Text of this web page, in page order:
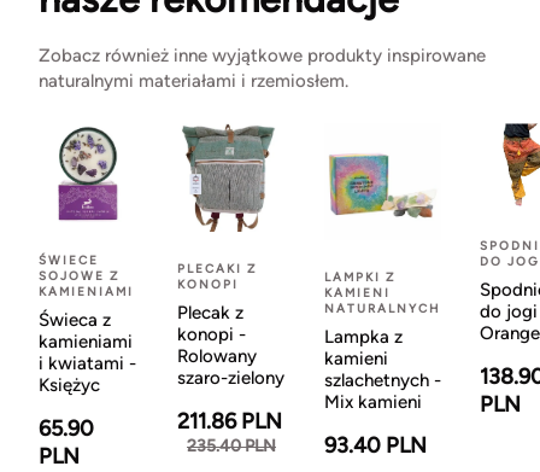
Zobacz również inne wyjątkowe produkty inspirowane
naturalnymi materiałami i rzemiosłem.
ŚWIECE
SOJOWE Z
KAMIENIAMI
Świeca z
kamieniami
i kwiatami -
Księżyc
65.90
PLN
PLECAKI Z
KONOPI
Plecak z
konopi -
Rolowany
szaro-zielony
211.86 PLN
235.40 PLN
LAMPKI Z
KAMIENI
NATURALNYCH
Lampka z
kamieni
szlachetnych -
Mix kamieni
93.40 PLN
DO
do
Orange
PLN